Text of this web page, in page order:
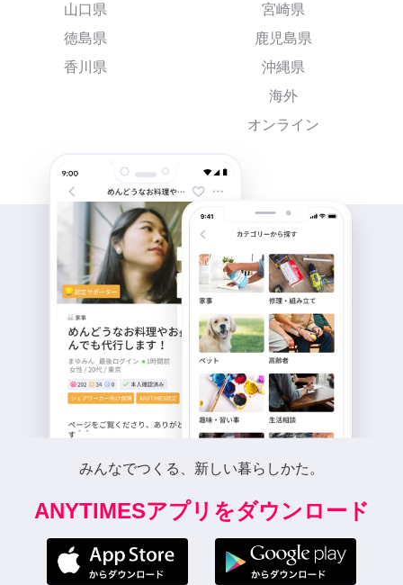
山口県
徳島県
香川県
宮崎県
鹿児島県
沖縄県
海外
オンライン
みんなでつくる、新しい暮らしかた。
ANYTIMESアプリをダウンロード